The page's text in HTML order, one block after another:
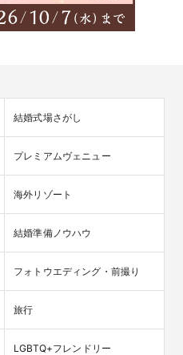
結婚式場さがし
プレミアムヴェニュー
海外リゾート
結婚準備ノウハウ
フォトウエディング・前撮り
旅行
LGBTQ+フレンドリー